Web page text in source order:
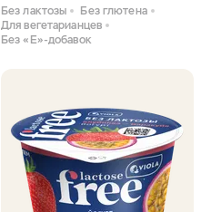
Без лактозы
Без глютена
Для вегетарианцев
Без «Е»-добавок